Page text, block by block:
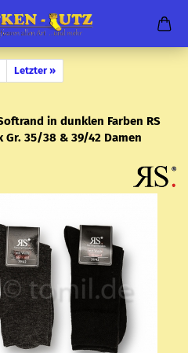
Letzter »
in dunk­len Far­ben RS
35/38 & 39/42 Damen